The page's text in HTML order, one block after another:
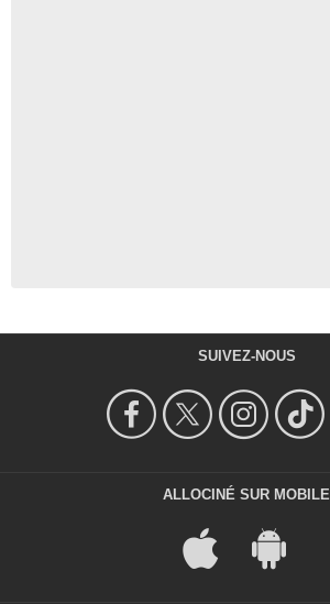
SUIVEZ-NOUS
ALLOCINÉ SUR MOBILE